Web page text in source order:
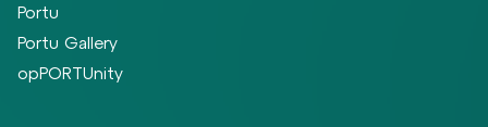
Portu
Portu Gallery
opPORTUnity